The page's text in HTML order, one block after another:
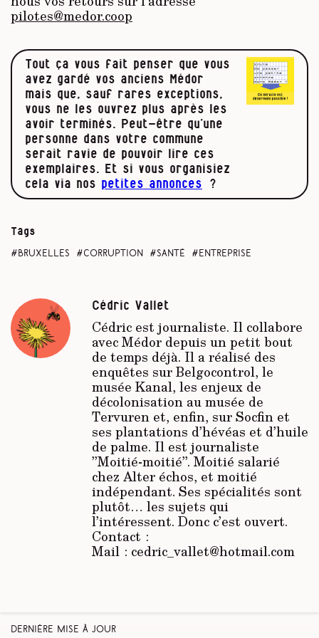
pilotes@medor.coop
Tout ça vous fait penser que vous
avez gardé vos anciens Médor
mais que, sauf rares exceptions,
vous ne les ouvrez plus après les
avoir terminés. Peut-être qu’une
personne dans votre commune
serait ravie de pouvoir lire ces
exemplaires. Et si vous organisiez
cela via nos
petites annonces ?
Tags
Bruxelles corruption santé entreprise
Cédric Vallet
Cédric est journaliste. Il collabore
avecMédordepuis un petit bout
de temps déjà. Il a réalisé des
enquêtes sur Belgocontrol, le
musée Kanal, les enjeux de
décolonisation au musée de
Tervuren et, enfin, sur Socfin et
ses plantations d’hévéas et d’huile
de palme. Il est journaliste
’’Moitié-moitié’’. Moitié salarié
chez Alter échos, et moitié
indépendant. Ses spécialités sont
plutôt… les sujets qui
l’intéressent. Donc c’est ouvert.
Contact :
Mail : cedric_vallet@hotmail.com
Dernière mise à jour